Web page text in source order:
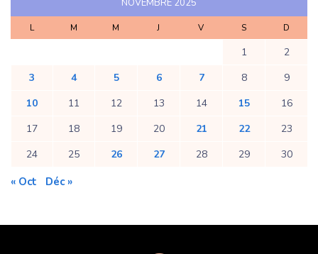
NOVEMBRE 2025
L M M J V S D
1
2
3
4 5 6 7 8
9
10
11 12 13 14 15
16
17
18 19 20 21 22
23
24
25 26 27 28 29 30
« Oct Déc »